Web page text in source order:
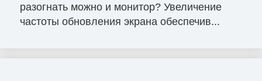
разогнать можно и монитор? Увеличение
частоты обновления экрана обеспечив...